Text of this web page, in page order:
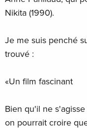
Nikita (1990).
Je me suis penché
trouvé :
«Un film fascinant
Bien qu'il ne
on pourrait croire